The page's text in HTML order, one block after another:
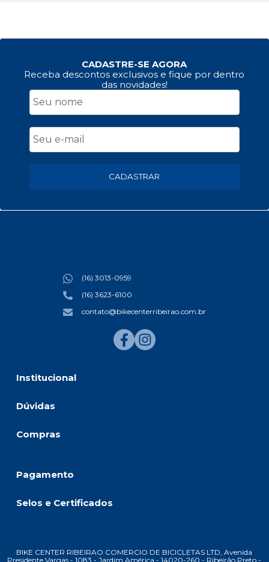
CADASTRE-SE AGORA
Receba descontos exclusivos e fique por dentro
das novidades!
CADASTRAR
Institucional
Dúvidas
Compras
(16) 3013-0959
(16) 3623-6100
contato@bikecenterribeirao.com.br
Pagamento
Selos e Certificados
BIKE CENTER RIBEIRAO COMERCIO DE BICICLETAS LTD, Avenida
Presidente Vargas - 1083 - Jardim América - 14020-260 - Ribeirão Preto -